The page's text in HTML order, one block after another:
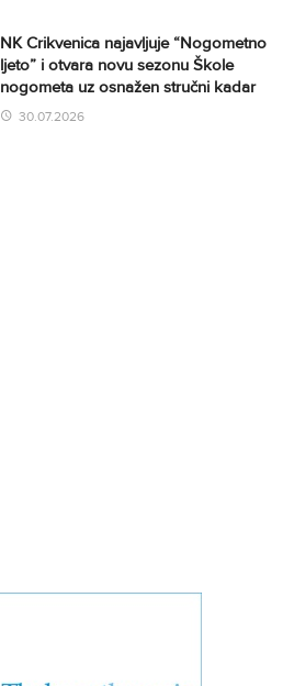
NK Crikvenica najavljuje “Nogometno
ljeto” i otvara novu sezonu Škole
nogometa uz osnažen stručni kadar
30.07.2026